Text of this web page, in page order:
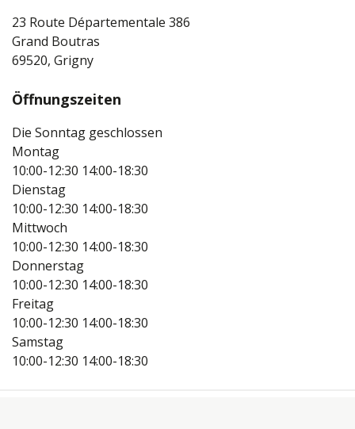
23 Route Départementale 386
Grand Boutras
69520, Grigny
Öffnungszeiten
Die Sonntag geschlossen
Montag
10:00-12:30 14:00-18:30
Dienstag
10:00-12:30 14:00-18:30
Mittwoch
10:00-12:30 14:00-18:30
Donnerstag
10:00-12:30 14:00-18:30
Freitag
10:00-12:30 14:00-18:30
Samstag
10:00-12:30 14:00-18:30